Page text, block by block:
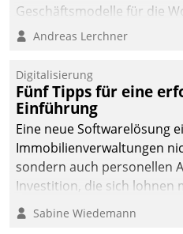
Geschäftsmodelle für die
entwickeln.
Andreas Lerchner
Digitalisierung
Fünf Tipps für eine
Einführung
Eine neue Softwarelösung
Immobilienverwaltungen
sondern auch personellen
Investition, die sich lohnen
nachhaltige Optimierung
dieses Ziel erreicht wird,
Sabine Wiedemann